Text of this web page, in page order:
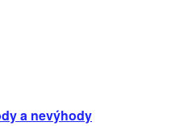
a nevýhody